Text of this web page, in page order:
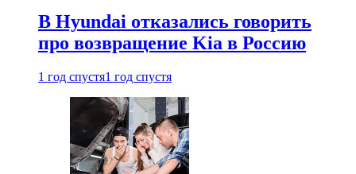
В Hyundai отказались говорить
про возвращение Kia в Россию
1 год спустя1 год спустя